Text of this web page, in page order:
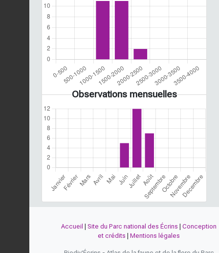
Observations mensuelles
Accueil Site du Parc national des Écrins
Conception
et crédits
Mentions légales